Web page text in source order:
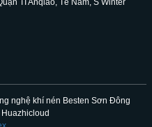
TI Anqiao, Tế Nam, S Winter
nghệ khí nén Besten Sơn Đông